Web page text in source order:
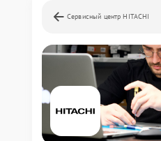
Сервисный центр HITACHI